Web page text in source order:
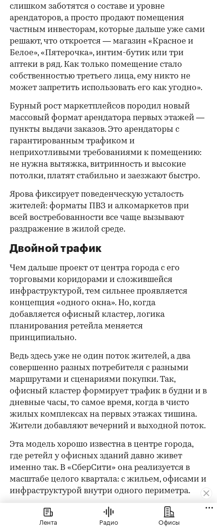
слишком заботятся о составе и уровне
арендаторов, а просто продают помещения
частным инвесторам, которые дальше уже сами
решают, что откроется — магазин «Красное и
Белое», «Пятерочка», интим-бутик или три
аптеки в ряд. Как только помещение стало
собственностью третьего лица, ему никто не
может запретить использовать его как угодно».
Бурный рост маркетплейсов породил новый
массовый формат арендатора первых этажей —
пункты выдачи заказов. Это арендаторы с
гарантированным трафиком и
неприхотливыми требованиями к помещению:
не нужна вытяжка, витринность и высокие
потолки, платят стабильно и заезжают быстро.
Ярова фиксирует поведенческую усталость
жителей: форматы ПВЗ и алкомаркетов при
всей востребованности все чаще вызывают
раздражение в жилой среде.
Двойной трафик
Чем дальше проект от центра города с его
торговыми коридорами и сложившейся
инфраструктурой, тем сильнее проявляется
концепция «одного окна». Но, когда
добавляется офисный кластер, логика
планирования ретейла меняется
принципиально.
Ведь здесь уже не один поток жителей, а два
совершенно разных потребителя с разными
маршрутами и сценариями покупки. Так,
офисный кластер формирует трафик в будни и в
дневные часы, то самое время, когда в чисто
жилых комплексах на первых этажах тишина.
Жители добавляют вечерний и выходной поток.
Эта модель хорошо известна в центре города,
где ретейл у офисных зданий давно живет
именно так. В «СберСити» она реализуется в
масштабе целого квартала: с жильем, офисами и
инфраструктурой внутри одного периметра.
Белых объясняет, как это работает на практике: «Для
аптеки или продуктового магазина офисных
Лента Радио Офисы